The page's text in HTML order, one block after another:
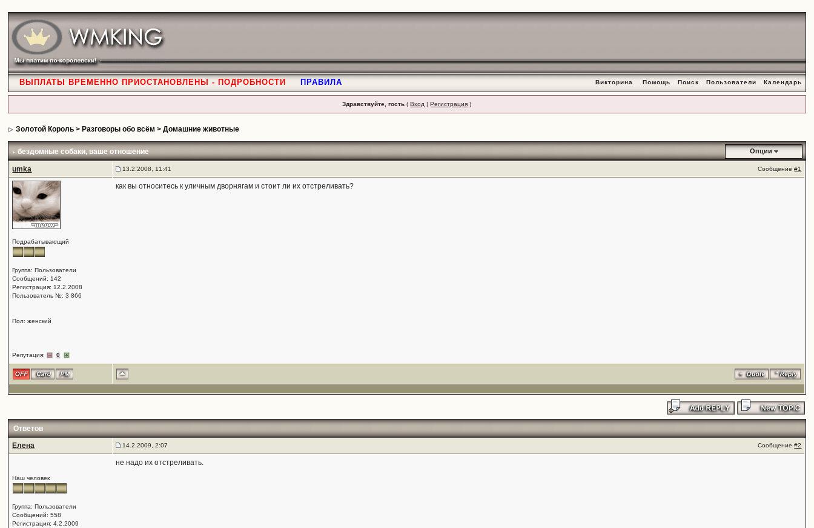
ВЫПЛАТЫ ВРЕМЕННО ПРИОСТАНОВЛЕНЫ - ПОДРОБНОСТИ ПРАВИЛА Викторина Помощь Поиск Пользователи Календарь
Здравствуйте, гость (Вход |Регистрация )
Золотой Король > Разговоры обо всём >Домашние животные
бездомные собаки, ваше отношение Опции
umka 13.2.2008, 11:41 Сообщение#1
Подрабатывающий
Группа: Пользователи
Сообщений: 142
Регистрация: 12.2.2008
Пользователь №: 3 866
Пол: женский
Репутация: 0
как вы относитесь к уличным дворнягам и стоит ли их отстреливать?
Ответов
Елена
14.2.2009, 2:07 Сообщение#2
Наш человек
Группа: Пользователи
Сообщений: 558
Регистрация: 4.2.2009
не надо их отстреливать.